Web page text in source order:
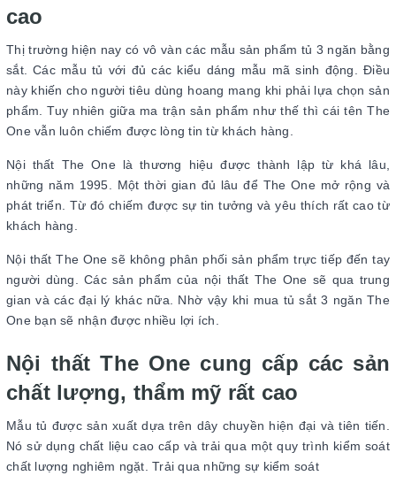
cao
Thị trường hiện nay có vô vàn các mẫu sản phẩm tủ 3 ngăn bằng
sắt. Các mẫu tủ với đủ các kiểu dáng mẫu mã sinh động. Điều
này khiến cho người tiêu dùng hoang mang khi phải lựa chọn sản
phẩm. Tuy nhiên giữa ma trận sản phẩm như thế thì cái tên The
One vẫn luôn chiếm được lòng tin từ khách hàng.
Nội thất The One là thương hiệu được thành lập từ khá lâu,
những năm 1995. Một thời gian đủ lâu để The One mở rộng và
phát triển. Từ đó chiếm được sự tin tưởng và yêu thích rất cao từ
khách hàng.
Nội thất The One sẽ không phân phối sản phẩm trực tiếp đến tay
người dùng. Các sản phẩm của nội thất The One sẽ qua trung
gian và các đại lý khác nữa. Nhờ vậy khi mua tủ sắt 3 ngăn The
One bạn sẽ nhận được nhiều lợi ích.
Nội thất The One cung cấp các sản
chất lượng, thẩm mỹ rất cao
Mẫu tủ được sản xuất dựa trên dây chuyền hiện đại và tiên tiến.
Nó sử dụng chất liệu cao cấp và trải qua một quy trình kiểm soát
chất lượng nghiêm ngặt. Trải qua những sự kiểm soát